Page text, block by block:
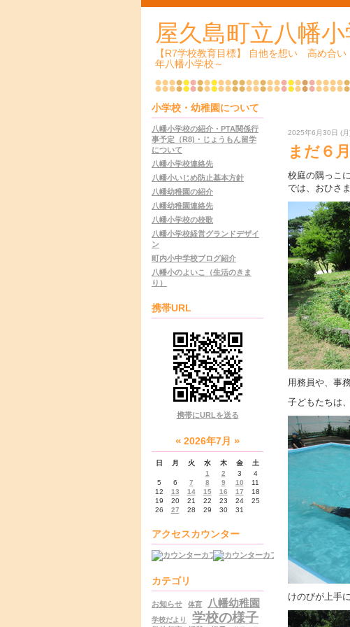
屋久島町立八幡
【R7学校教育目標】 自他を想い 高め合
年八幡小学校～
小学校・幼稚園について
八幡小学校の紹介・PTA関係行
事予定（R8)・じょうもん留学
について
八幡小学校連絡先
八幡小いじめ防止基本方針
八幡幼稚園の紹介
八幡幼稚園連絡先
八幡小学校の校歌
八幡小学校経営グランドデザイ
ン
町内小中学校ブログ紹介
八幡小のよいこ（生活のきま
り）
携帯URL
携帯にURLを送る
« 2026年7月 »
日 月 火 水 木 金
土
1
2 3
4
5
6 7 8 9 10
11
12
13 14 15 16 17
18
19
20 21 22 23 24
25
26
27 28 29 30 31
アクセスカウンター
カテゴリ
お知らせ 体育 八幡幼稚園
学校だより 学校の様子
2025年6月30日 (月
まだ６
校庭の隅っこ
では、おひさ
用務員や、事
子どもたちは
けのびが上手